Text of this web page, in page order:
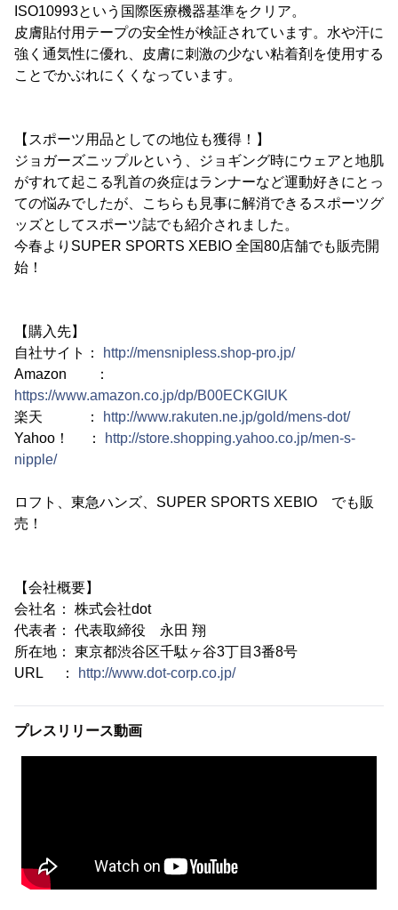
ISO10993という国際医療機器基準をクリア。
皮膚貼付用テープの安全性が検証されています。水や汗に
強く通気性に優れ、皮膚に刺激の少ない粘着剤を使用する
ことでかぶれにくくなっています。
【スポーツ用品としての地位も獲得！】
ジョガーズニップルという、ジョギング時にウェアと地肌
がすれて起こる乳首の炎症はランナーなど運動好きにとっ
ての悩みでしたが、こちらも見事に解消できるスポーツグ
ッズとしてスポーツ誌でも紹介されました。
今春よりSUPER SPORTS XEBIO 全国80店舗でも販売開
始！
【購入先】
自社サイト：
http://mensnipless.shop-pro.jp/
Amazon ：
https://www.amazon.co.jp/dp/B00ECKGIUK
楽天 ：
http://www.rakuten.ne.jp/gold/mens-dot/
Yahoo！ ：
http://store.shopping.yahoo.co.jp/men-s-
nipple/
ロフト、東急ハンズ、SUPER SPORTS XEBIO でも販
売！
【会社概要】
会社名： 株式会社dot
代表者： 代表取締役 永田 翔
所在地： 東京都渋谷区千駄ヶ谷3丁目3番8号
URL ：
http://www.dot-corp.co.jp/
プレスリリース動画